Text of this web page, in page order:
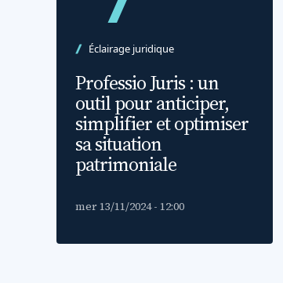
Éclairage juridique
Professio Juris : un
outil pour anticiper,
simplifier et optimiser
sa situation
patrimoniale
mer 13/11/2024 - 12:00